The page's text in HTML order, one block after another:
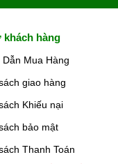
khách hàng
Mua Hàng
giao hàng
Khiếu nại
bảo mật
Thanh Toán